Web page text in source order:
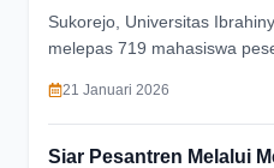
Bondowoso
Sukorejo, Universitas
melepas 719 mahasiswa
mahasiswa putra dan 580
Rabu, 07 Januari 2026.
21 Januari 2026
Siar Pesantren Melalui